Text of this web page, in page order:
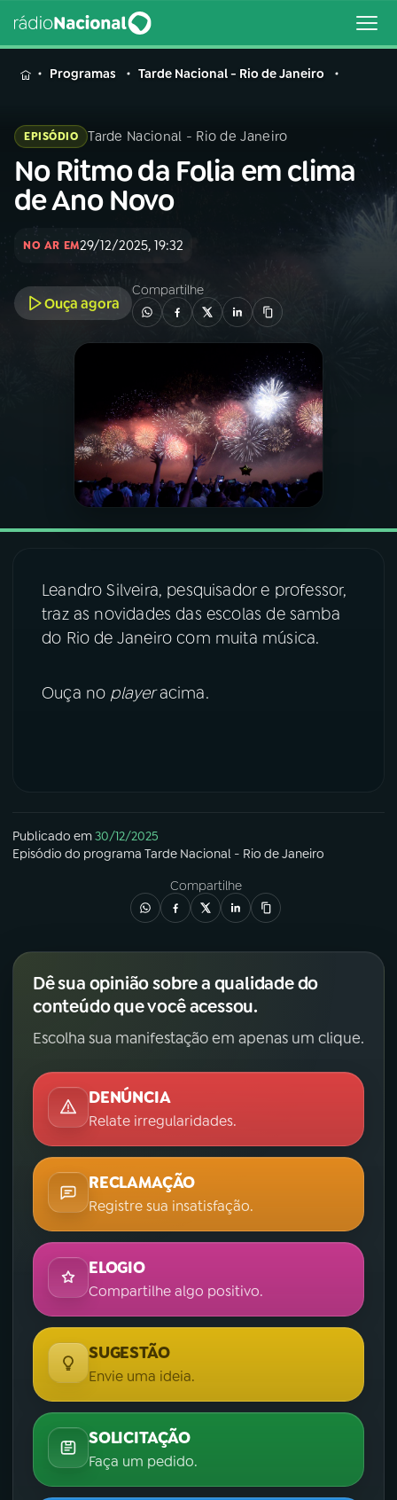
MENU
Buscar
na
Rádio
Nacional
Buscar
01INÍCIO
PROGRAMAÇÃO
PROGRAMAS
06VIDEOCASTS
YouTube
Programas Tarde Nacional - Rio de Janeiro
EPISÓDIO Tarde Nacional - Rio de Janeiro
No Ritmo da Folia em clima
de Ano Novo
NO AR EM29/12/2025, 19:32
Ouça agora
Compartilhe
Leandro Silveira, pesquisador e professor,
traz as novidades das escolas de samba
do Rio de Janeiro com muita música.
Ouça no playeracima.
Publicado em30/12/2025
Episódio do programa Tarde Nacional - Rio de Janeiro
Compartilhe
Dê sua opinião sobre a qualidade do
conteúdo que você acessou.
Escolha sua manifestação em apenas um clique.
DENÚNCIA
Relate irregularidades.
RECLAMAÇÃO
Registre sua insatisfação.
ELOGIO
Compartilhe algo positivo.
SUGESTÃO
Envie uma ideia.
SOLICITAÇÃO
Faça um pedido.